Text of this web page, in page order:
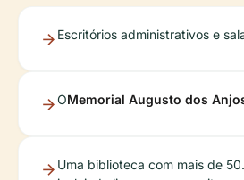
Escritórios administrativos e
OMemorial Augusto dos
Uma biblioteca com mais de